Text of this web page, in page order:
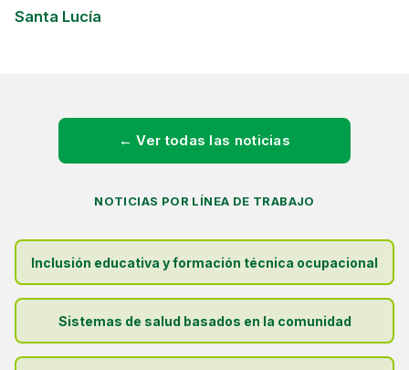
Santa Lucía
← Ver todas las noticias
NOTICIAS POR LÍNEA DE TRABAJO
Inclusión educativa y formación técnica ocupacional
Sistemas de salud basados en la comunidad